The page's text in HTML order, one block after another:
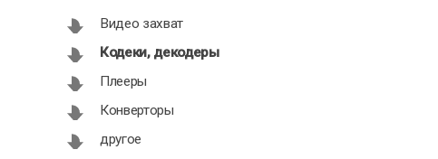
Видео захват
Кодеки, декодеры
Плееры
Конверторы
другое